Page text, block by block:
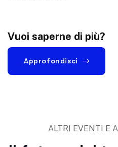
Vuoi saperne di più?
Approfondisci
ALTRI EVENTI E